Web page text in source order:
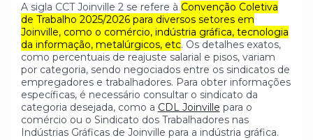
A sigla CCT Joinville 2 se refere à Convenção Coletiva
de Trabalho 2025/2026 para diversos setores em
Joinville, como o comércio, indústria gráfica, tecnologia
da informação, metalúrgicos, etc. Os detalhes exatos,
como percentuais de reajuste salarial e pisos, variam
por categoria, sendo negociados entre os sindicatos de
empregadores e trabalhadores. Para obter informações
específicas, é necessário consultar o sindicato da
categoria desejada, como a CDL Joinville para o
comércio ou o Sindicato dos Trabalhadores nas
Indústrias Gráficas de Joinville para a indústria gráfica.